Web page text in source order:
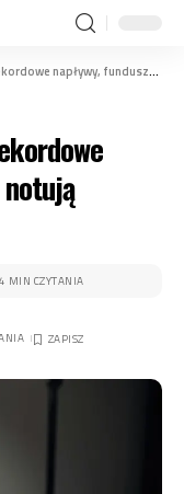
fundusze Bitcoin notują odpływy
4 MIN CZYTANIA